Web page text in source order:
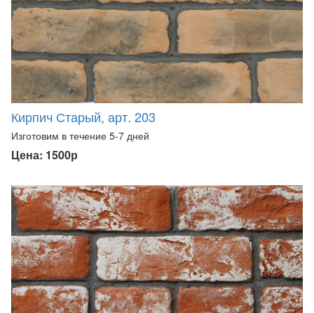
Кирпич Старый, арт. 203
Изготовим в течение 5-7 дней
Цена: 1500р